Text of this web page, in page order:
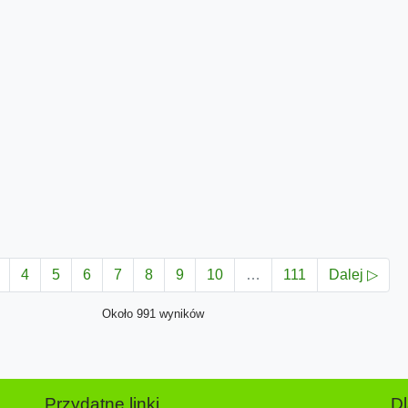
4 5 6 7 8 9 10 … 111 Dalej ▷
Około 991 wyników
Przydatne linki